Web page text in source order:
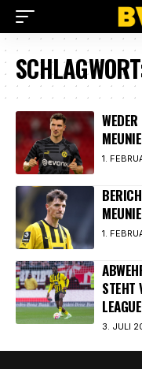
1.
1.
STEHT
LEAGUE
3. JULI